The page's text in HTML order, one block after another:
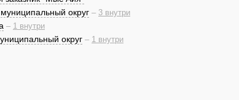
округ – 3 внутри
– 1 внутри
округ – 1 внутри